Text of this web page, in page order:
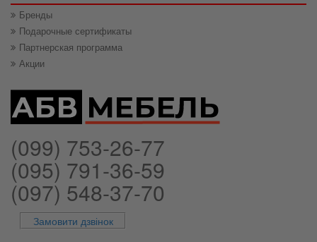
Бренды
Подарочные сертификаты
Партнерская программа
Акции
(099) 753-26-77
(095) 791-36-59
(097) 548-37-70
Замовити дзвінок